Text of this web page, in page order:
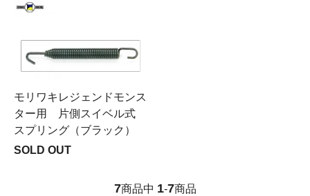
モリワキレジェンドモンス
ター用 片側スイベル式
スプリング（ブラック）
SOLD OUT
7商品中 1-7商品